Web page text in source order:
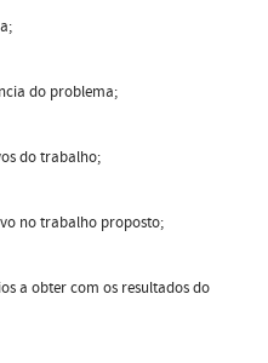
do problema;
trabalho;
trabalho proposto;
com os resultados do